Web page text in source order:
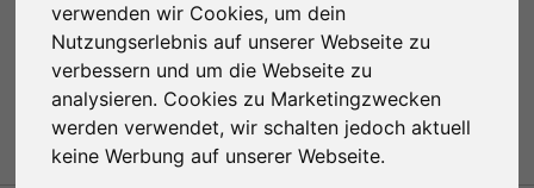
verwenden wir Cookies, um dein
Nutzungserlebnis auf unserer Webseite zu
verbessern und um die Webseite zu
analysieren. Cookies zu Marketingzwecken
werden verwendet, wir schalten jedoch aktuell
keine Werbung auf unserer Webseite.
Registriere dich kostenlos, um bei SurveyCircle
Studienteilnehmer zu finden und spannende
Forschungsprojekte zu unterstützen.
Region 1 R 2 R 3 R 4 R 5
Kostenlos registrieren
Anmelden
English